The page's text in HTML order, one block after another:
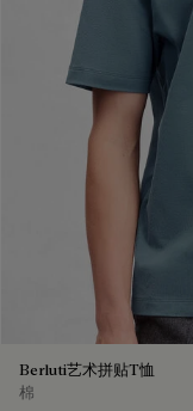
Berluti艺术拼贴T恤
棉